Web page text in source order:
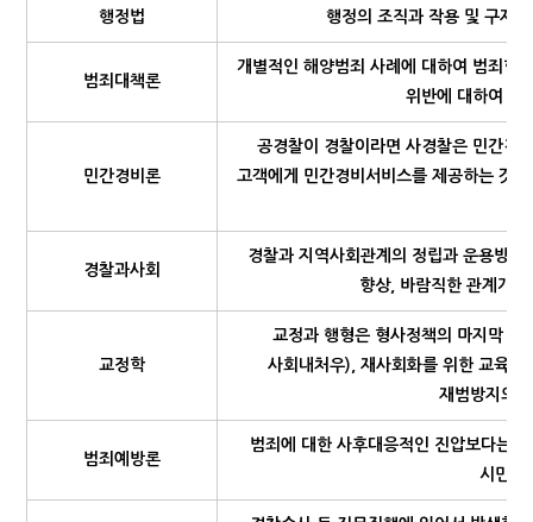
행정법 행정의 조직과 작용 및 구제
범죄대책론
개별적인 해양범죄 사례에 대하여 범죄학
위반에 대하여 적
민간경비론
공경찰이 경찰이라면 사경찰은 민간경
고객에게 민간경비서비스를 제공하는 것
경찰과사회
경찰과 지역사회관계의 정립과 운용방
향상, 바람직한 관계개
교정학
교정과 행형은 형사정책의 마지막 단
사회내처우), 재사회화를 위한 교육,
재범방지의
범죄예방론
범죄에 대한 사후대응적인 진압보다는
시민들